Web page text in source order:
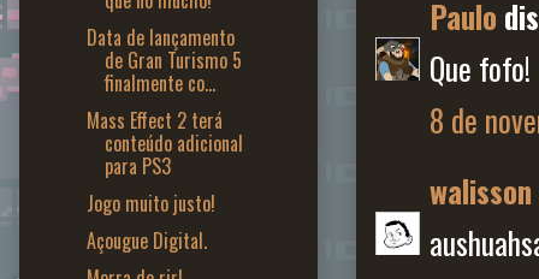
Paulo
Que fofo!
8 de
walisson
Data de lançamento
de Gran Turismo 5
finalmente co...
Mass Effect 2 terá
conteúdo adicional
para PS3
Jogo muito justo!
Açougue Digital.